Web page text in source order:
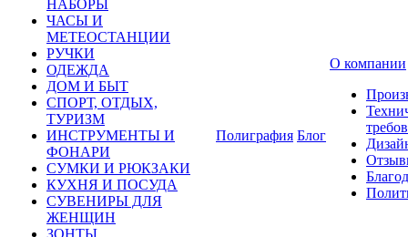
НАБОРЫ
ЧАСЫ И
МЕТЕОСТАНЦИИ
РУЧКИ
ОДЕЖДА
ДОМ И БЫТ
СПОРТ, ОТДЫХ,
ТУРИЗМ
ИНСТРУМЕНТЫ И
ФОНАРИ
СУМКИ И РЮКЗАКИ
КУХНЯ И ПОСУДА
СУВЕНИРЫ ДЛЯ
ЖЕНЩИН
ЗОНТЫ
Полиграфия Блог
О компании